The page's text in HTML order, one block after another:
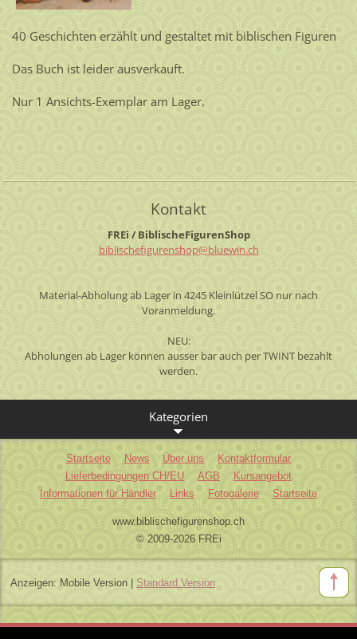
40 Geschichten erzählt und gestaltet mit biblischen Figuren
Das Buch ist leider ausverkauft.
Nur 1 Ansichts-Exemplar am Lager.
Kontakt
FREi / BiblischeFigurenShop
biblischefigurenshop@bluewin.ch
Material-Abholung ab Lager in 4245 Kleinlützel SO nur nach
Voranmeldung.
NEU:
Abholungen ab Lager können ausser bar auch per TWINT bezahlt
werden.
Kategorien
Startseite News Über uns
Kontaktformular
Lieferbedingungen CH/EU
AGB
Kursangebot
Informationen für Händler
Links Fotogalerie Startseite
www.biblischefigurenshop.ch
© 2009-2026 FREi
Anzeigen: Mobile Version| Standard Version